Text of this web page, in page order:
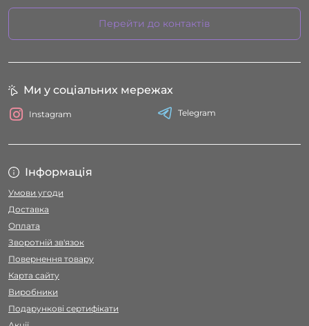
Перейти до контактів
Інформація
Умови угоди
Доставка
Оплата
Зворотній зв'язок
Повернення товару
Карта сайту
Виробники
Подарункові сертифікати
Ми у соціальних мережах
Instagram Telegram